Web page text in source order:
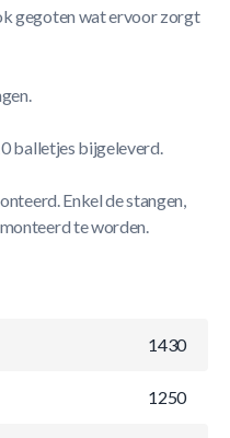
gegoten wat ervoor zorgt
balletjes bijgeleverd.
Enkel de stangen,
te worden.
1430
1250